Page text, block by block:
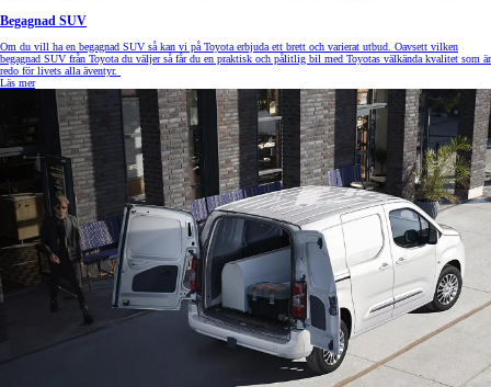
Begagnad SUV
Om du vill ha en begagnad SUV så kan vi på Toyota erbjuda ett brett och varierat utbud. Oavsett vilken
begagnad SUV från Toyota du väljer så får du en praktisk och pålitlig bil med Toyotas välkända kvalitet som är
redo för livets alla äventyr.
Läs mer